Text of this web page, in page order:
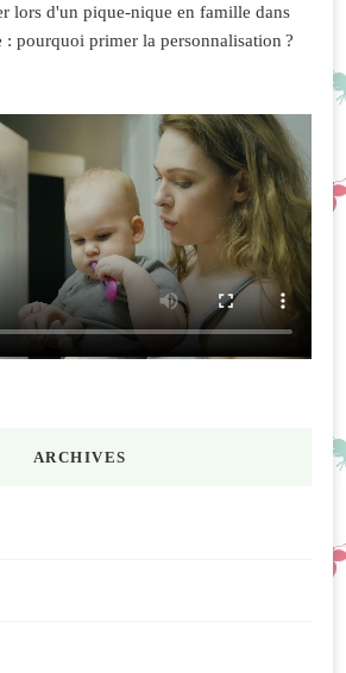
lors d'un pique-nique en famille dans
: pourquoi primer la personnalisation ?
ARCHIVES